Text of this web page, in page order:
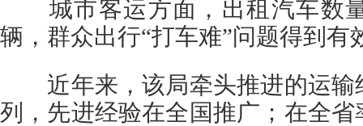
城市客运方面，出租汽车数量
辆，群众出行“打车难”问题得到有
近年来，该局牵头推进的运输
列，先进经验在全国推广；在全